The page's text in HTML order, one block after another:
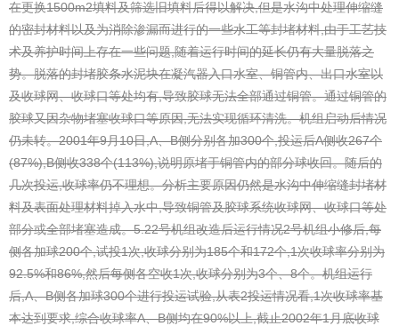
在更换1500m2填料及筛选旧填料后得以解决,但是水沟中处理伸缩缝
的密封材料以及为消除渗漏而进行的一些水工等封堵材料,由于工艺技
术及养护时间上存在一些问题,随着运行时间的延长仍有大量脱落之
势。脱落的封堵胶条水泥块在凝汽器入口水室、铜管内、出口水室以
及收球网、收球口等处均有,导致胶球无法全部通过铜管。通过铜管的
胶球又因杂物堵塞收球口等原因,无法实现循环清洗。机组启动后情况
仍未转。2001年9月10日,A、B侧分别各加300个,投运后A侧收267个
(87%),B侧收338个(113%),说明原堵于铜管内的部分球收回。随后的
几次投运,收球率仍不理想。分析主要原因仍然是水沟中伸缩缝封堵材
料及表面处理材料掉入水中,导致铜管及胶球系统收球网、收球口等处
部分或全部堵塞造成。5.22号机组改造后运行情况2号机组小修后,每
侧各加球200个,试投1次,收球分别为185个和172个,1次收球率分别为
92.5%和86%,然后每侧各空收1次,收球分别为3个、8个。机组运行
后,A、B侧各加球300个进行投运试验,从表2投运情况看,1次收球率基
本达到要求,综合收球率A、B侧均在90%以上,截止2002年1月底收球